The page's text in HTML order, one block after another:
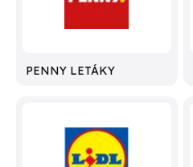
PENNY LETÁKY